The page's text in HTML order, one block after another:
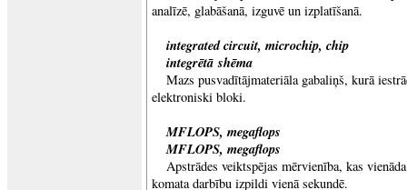
analīzē, glabāšanā, izguvē un izplatīšanā.
integrated circuit, microchip, chip
integrētā shēma
Mazs pusvadītājmateriāla gabaliņš, kurā
elektroniski bloki.
MFLOPS, megaflops
MFLOPS, megaflops
Apstrādes veiktspējas mērvienība, kas
komata darbību izpildi vienā sekundē.